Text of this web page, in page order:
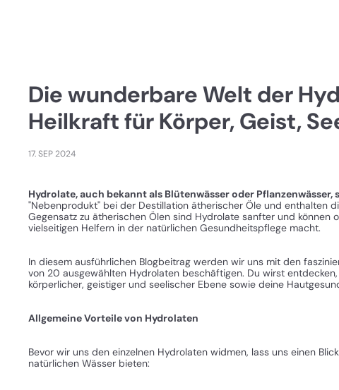
Die wunderbare Welt der
Heilkraft für Körper, Geist,
17. SEP 2024
Hydrolate, auch bekannt als Blütenwässer oder Pflanzenwässer,
"Nebenprodukt" bei der Destillation ätherischer Öle und enthalten
Gegensatz zu ätherischen Ölen sind Hydrolate sanfter und können
vielseitigen Helfern in der natürlichen Gesundheitspflege macht.
In diesem ausführlichen Blogbeitrag werden wir uns mit den
von 20 ausgewählten Hydrolaten beschäftigen. Du wirst
körperlicher, geistiger und seelischer Ebene sowie deine
Allgemeine Vorteile von Hydrolaten
Bevor wir uns den einzelnen Hydrolaten widmen, lass uns einen
natürlichen Wässer bieten: